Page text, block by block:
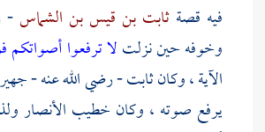
فيه قصةثابت بن قيس بن الشماس-
وخوفه حين نزلتلا ترفعوا
الآية ، وكانثابت- رضي الله عنه -
يرفع صوته ، وكان خطيب الأنصار